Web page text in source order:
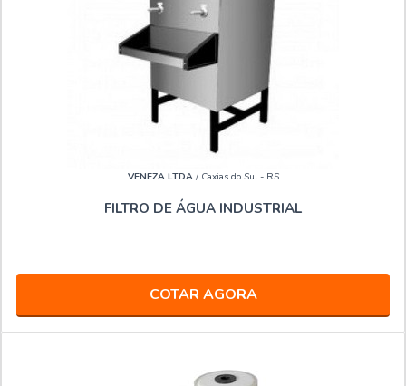
VENEZA LTDA/ Caxias do Sul - RS
FILTRO DE ÁGUA INDUSTRIAL
COTAR AGORA